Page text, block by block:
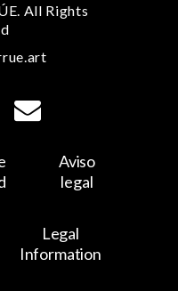
All Rights
Aviso
legal
Legal
Information